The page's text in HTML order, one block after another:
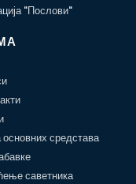
"Послови"
основних средстава
саветника